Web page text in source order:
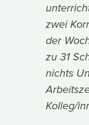
zwei
der
zu 31
nichts
Kolleg/